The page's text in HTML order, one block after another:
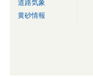
道路気象
黄砂情報